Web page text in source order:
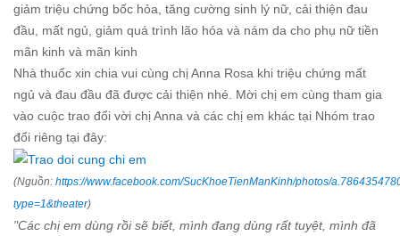
giảm triệu chứng bốc hỏa, tăng cường sinh lý nữ, cải thiện đau
đầu, mất ngủ, giảm quá trình lão hóa và nám da cho phụ nữ tiền
mãn kinh và mãn kinh
Nhà thuốc xin chia vui cùng chị Anna Rosa khi triệu chứng mất
ngủ và đau đầu đã được cải thiện nhé. Mời chị em cùng tham gia
vào cuộc trao đổi vời chị Anna và các chị em khác tại Nhóm trao
đổi riêng tại đây:
(Nguồn: https://www.facebook.com/SucKhoeTienManKinh/photos/
type=1&theater)
"Các chị em dùng rồi sẽ biết, mình đang dùng rất tuyệt, mình đã